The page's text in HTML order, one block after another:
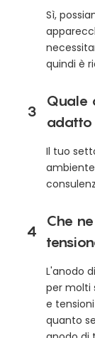
Sì,
quindi è
3
Quale
adatto
Il tuo
4
Che
L'anodo
per molti
e
quanto